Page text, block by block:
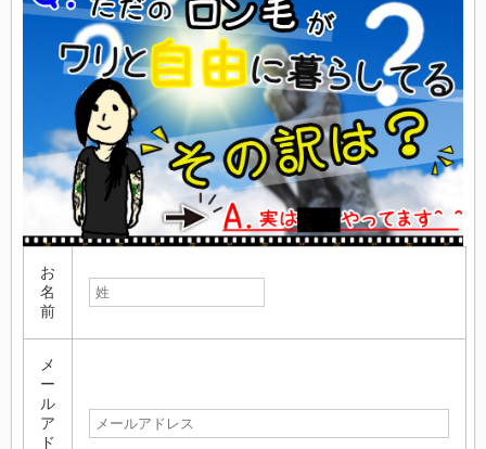
お
名
前
メ
ー
ル
ア
ド